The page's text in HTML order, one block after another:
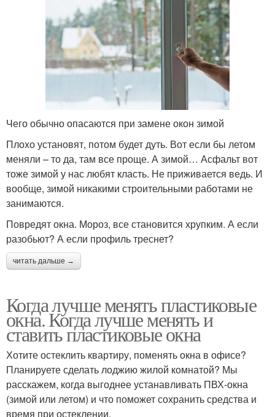
Чего обычно опасаются при замене окон зимой
Плохо установят, потом будет дуть. Вот если бы летом
меняли – то да, там все проще. А зимой… Асфальт вот
тоже зимой у нас любят класть. Не приживается ведь. И
вообще, зимой никакими строительными работами не
занимаются.
Повредят окна. Мороз, все становится хрупким. А если
разобьют? А если профиль треснет?
читать дальше →
Когда лучше менять пластиковые
окна. Когда лучше менять и
ставить пластиковые окна
Хотите остеклить квартиру, поменять окна в офисе?
Планируете сделать лоджию жилой комнатой? Мы
расскажем, когда выгоднее устанавливать ПВХ-окна
(зимой или летом) и что поможет сохранить средства и
время при остеклении.